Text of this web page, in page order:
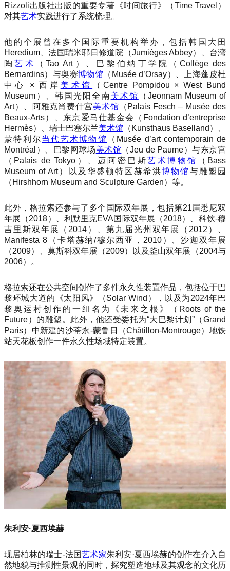
Rizzoli出版社出版的重要专著《时间旅行》（Time Travel ）
对其艺术实践进行了系统梳理。
他的个展曾在多个国际重要机构举办，包括韩国大田
Heredium、法国瑞米耶日修道院（Jumièges Abbey）、台湾
陶艺术
（Tao Art）、巴黎伯纳丁学院（Collège des
Bernardins）与奥赛博物馆 （Musée d’Orsay）、上海蓬皮杜
中心 × 西岸 美术馆
（Centre Pompidou × West Bund
Museum）、韩国光阳全南美术馆
（Jeonnam Museum of
Art）、阿雅克肖费什宫美术馆 （Palais Fesch – Musée des
Beaux-Arts）、东京爱马仕基金会（Fondation d’entreprise
Hermès）、瑞士巴塞尔兰美术馆 （Kunsthaus Baselland）、
蒙特利尔当代艺术博物馆
（Musée d’art contemporain de
Montréal）、巴黎网球场美术馆 （Jeu de Paume）与东京宫
（Palais de Tokyo）、迈阿密巴斯艺术博物馆
（Bass
Museum of Art）以及华盛顿特区赫希洪博物馆与雕塑园
（Hirshhorn Museum and Sculpture Garden）等。
此外，格拉索还参与了多个国际双年展，包括第21届悉尼双
年展（2018）、利默里克EVA国际双年展（2018）、科钦-穆
吉里斯双年展（2014）、第九届光州双年展（2012）、
Manifesta 8（卡塔赫纳/穆尔西亚，2010）、沙迦双年展
（2009）、莫斯科双年展（2009）以及釜山双年展（2004与
2006）。
格拉索还在公共空间创作了多件永久性装置作品，包括位于巴
黎环城大道的《太阳风》（Solar Wind ），以及为2024年巴
黎奥运村创作的一组名为《未来之根》（ Roots of the
Future）的雕塑。此外，他还受委托为“大巴黎计划”（Grand
Paris）中新建的沙蒂永-蒙鲁日（Châtillon-Montrouge）地铁
站天花板创作一件永久性场域特定装置。
朱利安·夏西埃赫
现居柏林的瑞士-法国艺术家朱利安·夏西埃赫的创作在介入自
然地貌与推测性景观的同时，探究塑造地球及其观念的文化历